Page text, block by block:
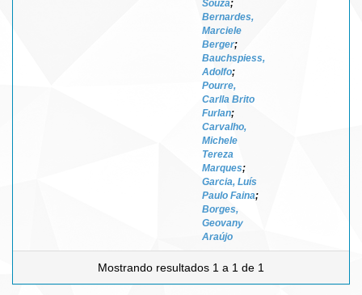
Souza;
Bernardes,
Marciele
Berger;
Bauchspiess,
Adolfo;
Pourre,
Carlla Brito
Furlan;
Carvalho,
Michele
Tereza
Marques;
Garcia, Luís
Paulo Faina;
Borges,
Geovany
Araújo
Mostrando resultados 1 a 1 de 1